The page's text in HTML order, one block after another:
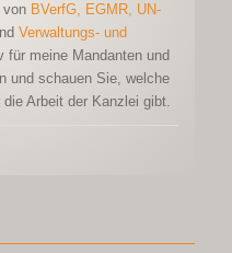
von BVerfG, EGMR, UN-
Verwaltungs- und
für meine Mandanten und
und schauen Sie, welche
Arbeit der Kanzlei gibt.